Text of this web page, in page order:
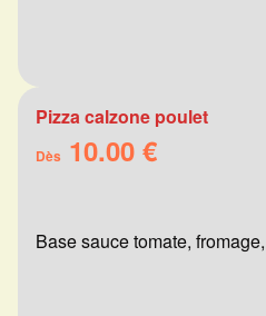
Pizza calzone poulet
Dès 10.00 €
Base sauce tomate,